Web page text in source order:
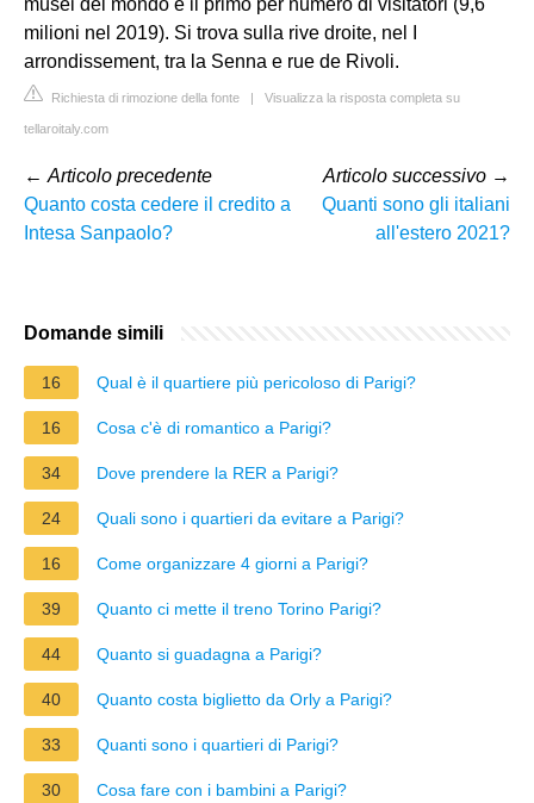
milioni nel 2019). Si trova sulla rive droite, nel I
arrondissement, tra la Senna e rue de Rivoli.
Richiesta di rimozione della fonte | Visualizza la risposta completa su
tellaroitaly.com
← Articolo precedente
Quanto costa cedere il credito a
Intesa Sanpaolo?
Articolo successivo →
Quanti sono gli italiani
all'estero 2021?
Domande simili
16 Qual è il quartiere più pericoloso di Parigi?
16 Cosa c'è di romantico a Parigi?
34 Dove prendere la RER a Parigi?
24 Quali sono i quartieri da evitare a Parigi?
16 Come organizzare 4 giorni a Parigi?
39 Quanto ci mette il treno Torino Parigi?
44 Quanto si guadagna a Parigi?
40 Quanto costa biglietto da Orly a Parigi?
33 Quanti sono i quartieri di Parigi?
30 Cosa fare con i bambini a Parigi?